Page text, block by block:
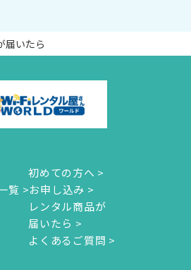
届いたら
初めての方へ >
覧 >お申し込み >
レンタル商品が
届いたら >
よくあるご質問 >